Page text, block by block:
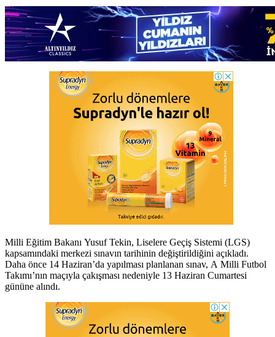
Milli Eğitim Bakanı Yusuf Tekin, Liselere Geçiş Sistemi (LGS)
kapsamındaki merkezi sınavın tarihinin değiştirildiğini açıkladı.
Daha önce 14 Haziran’da yapılması planlanan sınav, A Milli Futbol
Takımı’nın maçıyla çakışması nedeniyle 13 Haziran Cumartesi
gününe alındı.